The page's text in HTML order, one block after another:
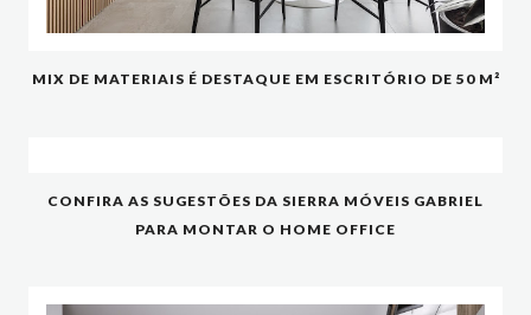
MIX DE MATERIAIS É DESTAQUE EM ESCRITÓRIO DE 50 M²
CONFIRA AS SUGESTÕES DA SIERRA MÓVEIS GABRIEL
PARA MONTAR O HOME OFFICE